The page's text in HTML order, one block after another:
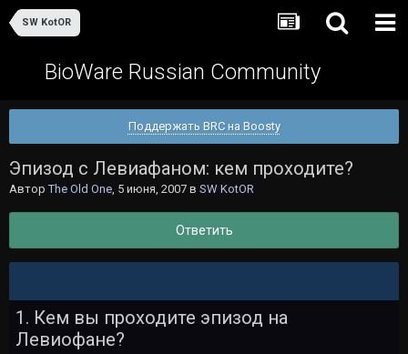
SW KotOR
BioWare Russian Community
Поддержать BRC на Boosty
Эпизод с Левиафаном: кем проходите?
АвторThe Old One, 5 июня, 2007 в SW KotOR
Ответить
1. Кем вы проходите эпизод на
Левиофане?